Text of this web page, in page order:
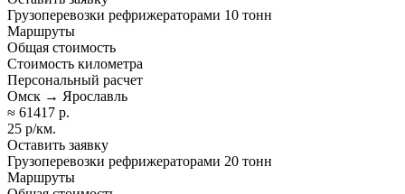
Грузоперевозки рефрижераторами 10 тонн
Маршруты
Общая стоимость
Стоимость километра
Персональный расчет
Омск → Ярославль
≈ 61417 р.
25 р/км.
Оставить заявку
Грузоперевозки рефрижераторами 20 тонн
Маршруты